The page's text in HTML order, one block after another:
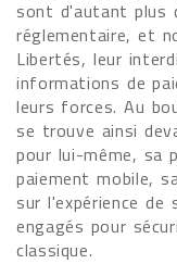
sont d'autant plus
réglementaire, et
Libertés, leur
informations de
leurs forces. Au
se trouve ainsi
pour lui-même, sa
paiement mobile,
sur l'expérience
engagés pour
classique.